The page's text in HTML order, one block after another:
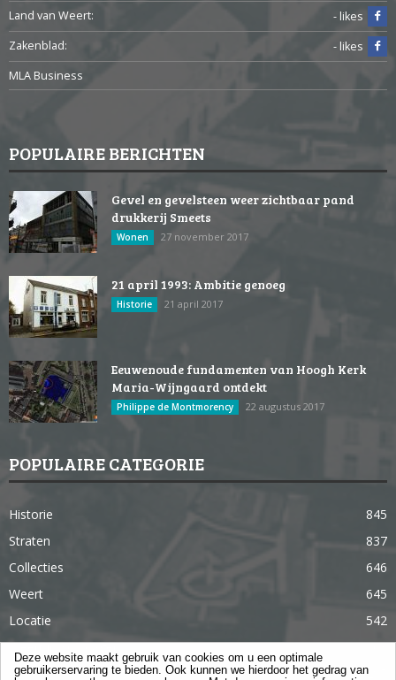
Land van Weert:
- likes
Zakenblad:
- likes
MLA Business
POPULAIRE BERICHTEN
Gevel en gevelsteen weer zichtbaar pand
drukkerij Smeets
Wonen 27 november 2017
21 april 1993: Ambitie genoeg
Historie 21 april 2017
Eeuwenoude fundamenten van Hoogh Kerk
Maria-Wijngaard ontdekt
Philippe de Montmorency 22 augustus 2017
POPULAIRE CATEGORIE
Historie
845
Straten
837
Collecties
646
Weert
645
Locatie
542
Weert in 365 dagen
363
Gebouwen
285
Deze website maakt gebruik van cookies om u een optimale
gebruikerservaring te bieden. Ook kunnen we hierdoor het gedrag van